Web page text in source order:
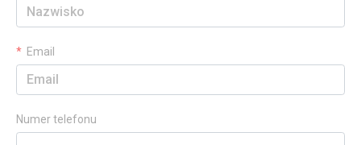
Email
Numer telefonu